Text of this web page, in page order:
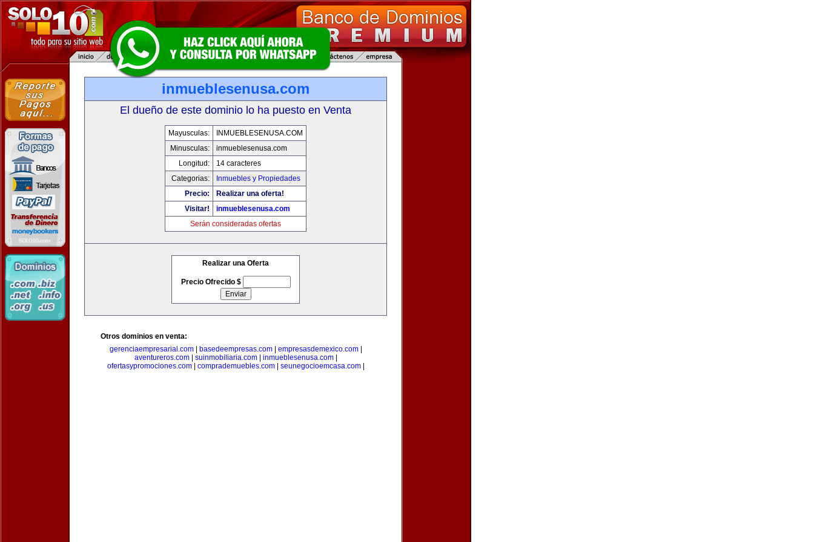
inmueblesenusa.com
El dueño de este dominio lo ha puesto en Venta
Mayusculas:
INMUEBLESENUSA.COM
Minusculas:
inmueblesenusa.com
Longitud:
14 caracteres
Categorias:
Inmuebles y Propiedades
Precio:
Realizar una oferta!
Visitar!
inmueblesenusa.com
Serán consideradas ofertas
Realizar una Oferta
Precio Ofrecido $
Otros dominios en venta:
gerenciaempresarial.com| basedeempresas.com| empresasdemexico.com|
aventureros.com| suinmobiliaria.com| inmueblesenusa.com|
ofertasypromociones.com| comprademuebles.com| seunegocioemcasa.com|